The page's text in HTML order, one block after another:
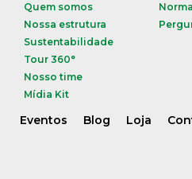
Quem somos
Nossa estrutura
Sustentabilidade
Tour 360°
Nosso time
Mídia Kit
Eventos Blog Loja